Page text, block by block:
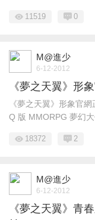
11519 0
M@進少
6-12-2012
《夢之天翼》形
《夢之天翼》形象官
Q 版 MMORPG 夢幻大
18372 2
M@進少
6-12-2012
《夢之天翼》青